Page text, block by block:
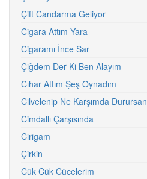
Çift Candarma Geliyor
Cigara Attım Yara
Cigaramı İnce Sar
Çiğdem Der Ki Ben Alayım
Cıhar Attım Şeş Oynadım
Cilvelenip Ne Karşımda Durursan
Cimdallı Çarşısında
Cirigam
Çirkin
Cük Cük Cücelerim